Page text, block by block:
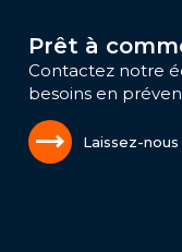
Prêt à
Contactez notre
besoins en
Laissez-